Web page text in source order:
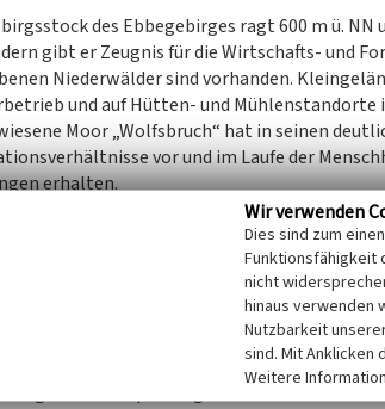
des Ebbegebirges ragt 600 m ü.
gibt er Zeugnis für die Wirtschafts- und
Niederwälder sind vorhanden.
und auf Hütten- und
Moor „Wolfsbruch“ hat in seinen
vor und im Laufe der
erhalten.
gibt musterhaft Auskunft über die
(Eisenerze als Rohstoff, Wald und
weisen auf den Raubbau
führte. Die entblößten Hänge sind
typische Ausbildungen „unserer“
Westfalen-Lippe und
Wir verwenden
Dies sind zum
Funktionsfähigkeit
nicht
hinaus verwenden
Nutzbarkeit
sind. Mit Anklicken
Weitere